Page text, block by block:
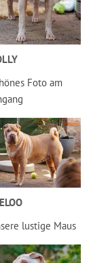
Foto am
lustige Maus